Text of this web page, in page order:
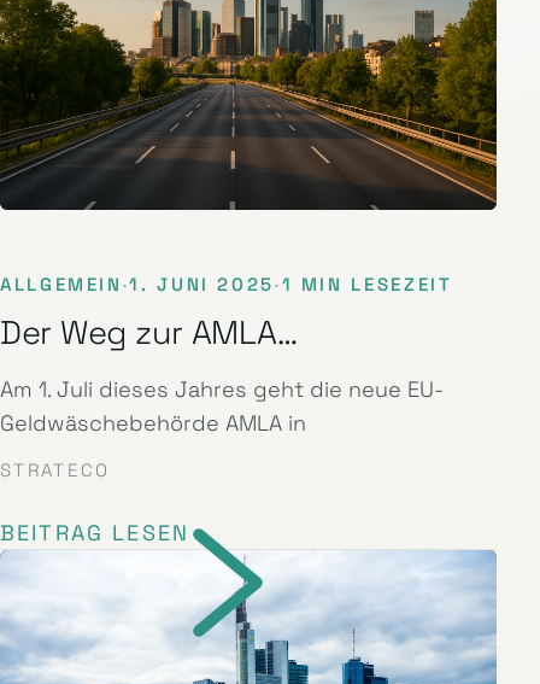
ALLGEMEIN ·1. JUNI 2025·1 MIN LESEZEIT
Der Weg zur AMLA…
Am 1. Juli dieses Jahres geht die neue EU-
Geldwäschebehörde AMLA in
STRATECO
BEITRAG LESEN